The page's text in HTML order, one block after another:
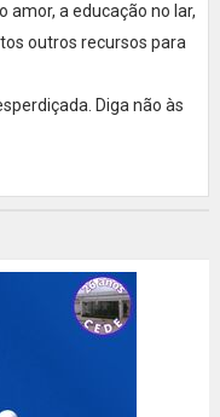
amor, a educação no lar,
outros recursos para
Diga não às